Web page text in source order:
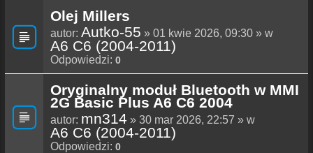
Olej Millers
autor: Autko-55 » 01 kwie 2026, 09:30 » w
A6 C6 (2004-2011)
Odpowiedzi: 0
Oryginalny moduł Bluetooth w MMI
2G Basic Plus A6 C6 2004
autor: mn314 » 30 mar 2026, 22:57 » w
A6 C6 (2004-2011)
Odpowiedzi: 0